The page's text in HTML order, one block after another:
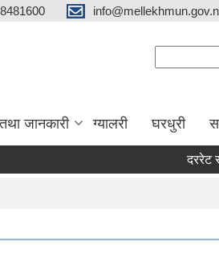
जानकारी ग्यालरी घरधुरी
दररेट